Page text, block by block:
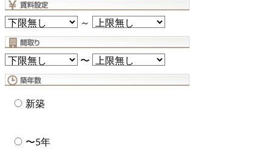
～
〜
新築
〜5年